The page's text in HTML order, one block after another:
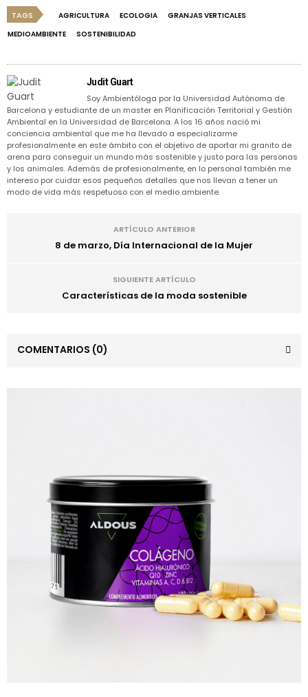
TAGS AGRICULTURA ECOLOGIA
GRANJAS VERTICALES
MEDIOAMBIENTE
SOSTENIBILIDAD
Judit Guart
Soy Ambientóloga por la Universidad Autónoma de
Barcelona y estudiante de un master en Planificación Territorial y Gestión
Ambiental en la Universidad de Barcelona. A los 16 años nació mi
conciencia ambiental que me ha llevado a especializarme
profesionalmente en este ámbito con el objetivo de aportar mi granito de
arena para conseguir un mundo más sostenible y justo para las personas
y los animales. Además de profesionalmente, en lo personal también me
intereso por cuidar esos pequeños detalles que nos llevan a tener un
modo de vida más respetuoso con el medio ambiente.
ARTÍCULO ANTERIOR
8 de marzo, Día Internacional de la Mujer
SIGUIENTE ARTÍCULO
Características de la moda sostenible
COMENTARIOS (0)